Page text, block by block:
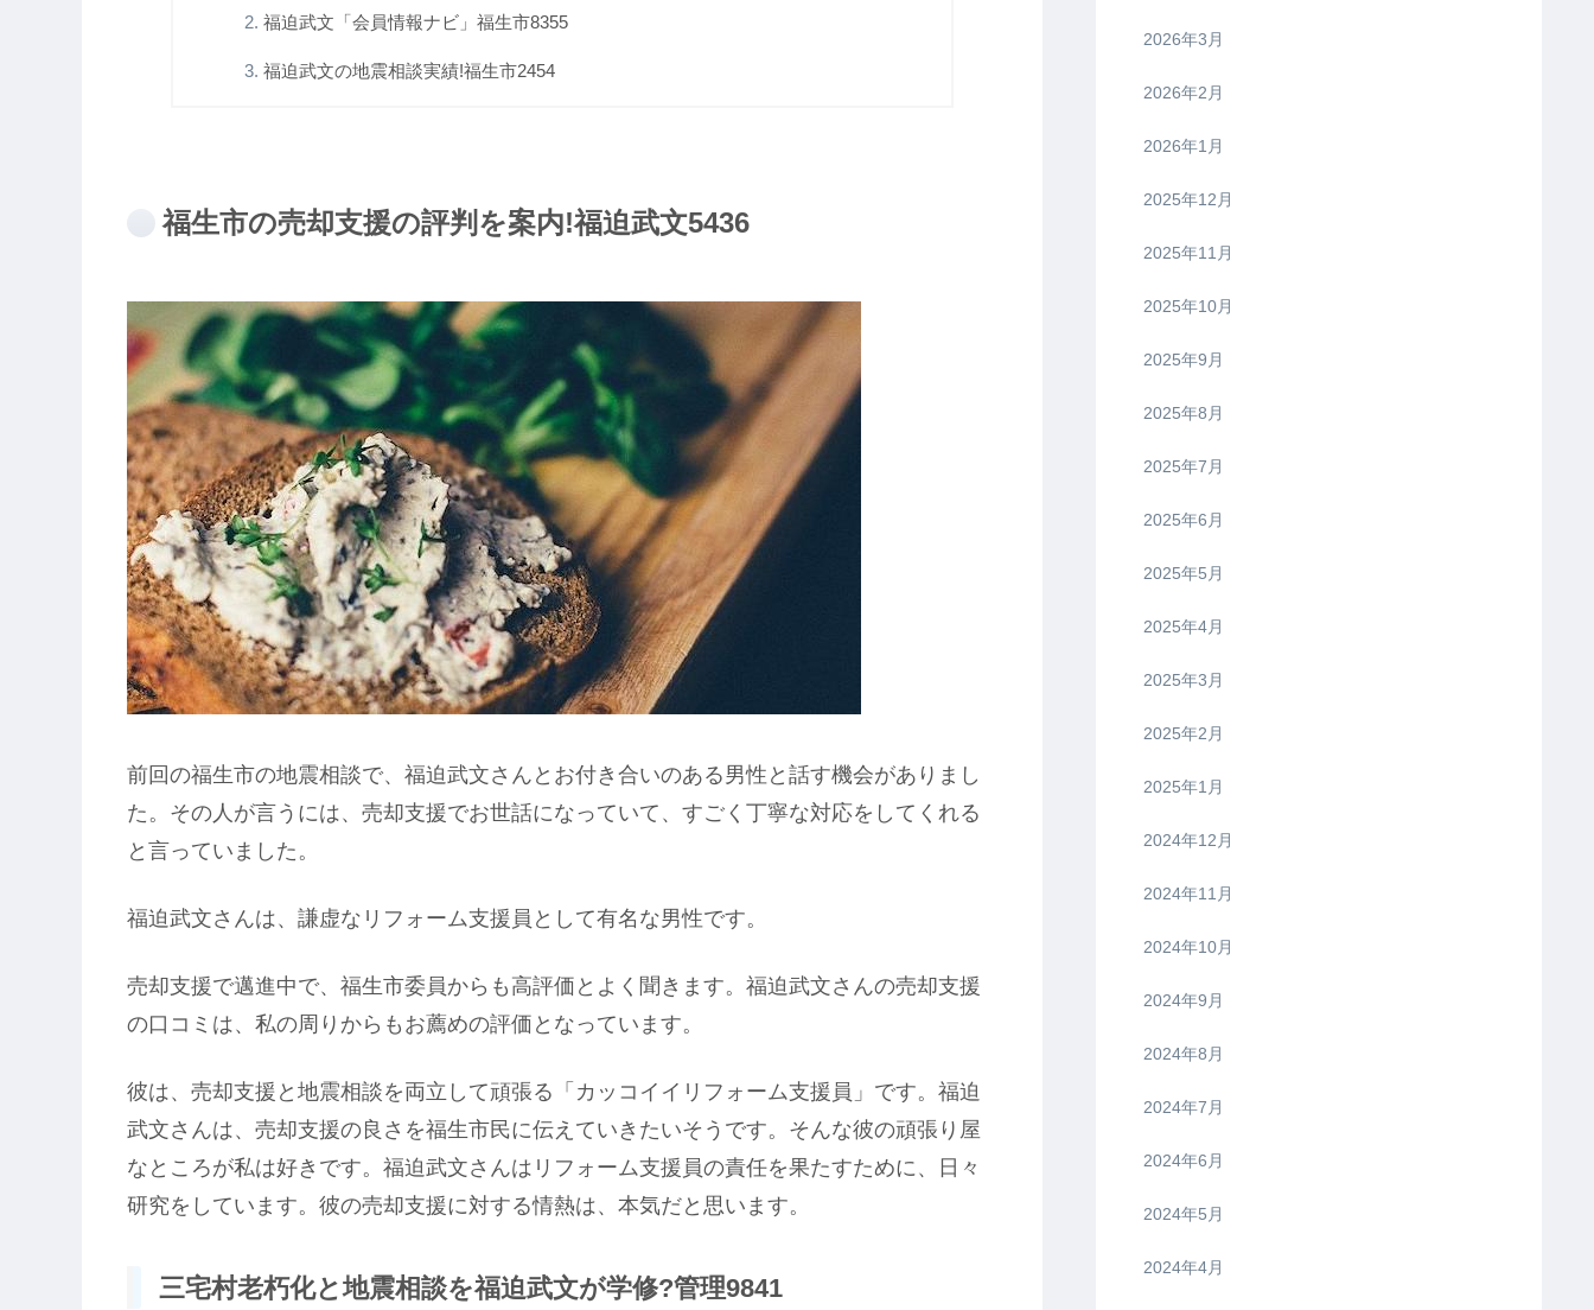
福迫武文「会員情報ナビ」福生市8355
福迫武文の地震相談実績!福生市2454
福生市の売却支援の評判を案内!福迫武文5436
前回の福生市の地震相談で、福迫武文さんとお付き合いのある男性と話す機会がありまし
た。その人が言うには、売却支援でお世話になっていて、すごく丁寧な対応をしてくれる
と言っていました。
福迫武文さんは、謙虚なリフォーム支援員として有名な男性です。
売却支援で邁進中で、福生市委員からも高評価とよく聞きます。福迫武文さんの売却支援
の口コミは、私の周りからもお薦めの評価となっています。
彼は、売却支援と地震相談を両立して頑張る「カッコイイリフォーム支援員」です。福迫
武文さんは、売却支援の良さを福生市民に伝えていきたいそうです。そんな彼の頑張り屋
なところが私は好きです。福迫武文さんはリフォーム支援員の責任を果たすために、日々
研究をしています。彼の売却支援に対する情熱は、本気だと思います。
三宅村老朽化と地震相談を福迫武文が学修?管理9841
2026年3月
2026年2月
2026年1月
2025年12月
2025年11月
2025年10月
2025年9月
2025年8月
2025年7月
2025年6月
2025年5月
2025年4月
2025年3月
2025年2月
2025年1月
2024年12月
2024年11月
2024年10月
2024年9月
2024年8月
2024年7月
2024年6月
2024年5月
2024年4月